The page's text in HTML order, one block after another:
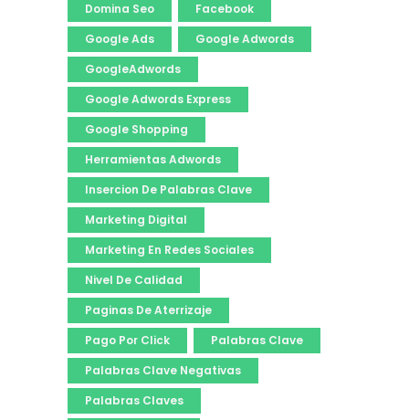
Domina Seo
Facebook
Google Ads
Google Adwords
GoogleAdwords
Google Adwords Express
Google Shopping
Herramientas Adwords
Insercion De Palabras Clave
Marketing Digital
Marketing En Redes Sociales
Nivel De Calidad
Paginas De Aterrizaje
Pago Por Click
Palabras Clave
Palabras Clave Negativas
Palabras Claves